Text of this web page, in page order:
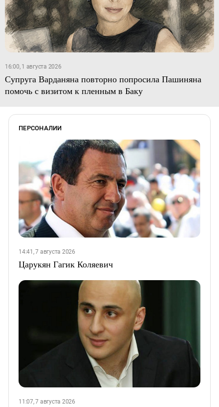
16:00, 1 августа 2026
Супруга Варданяна повторно попросила Пашиняна
помочь с визитом к пленным в Баку
ПЕРСОНАЛИИ
14:41, 7 августа 2026
Царукян Гагик Коляевич
11:07, 7 августа 2026